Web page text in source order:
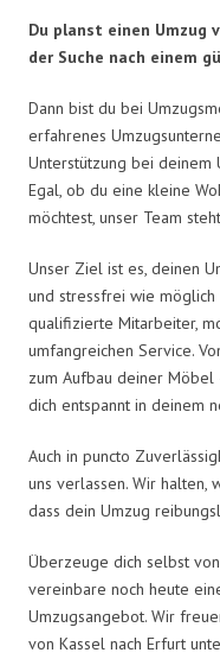
Du planst einen Umzug
der Suche nach einem
Dann bist du bei
erfahrenes
Unterstützung bei deinem
Egal, ob du eine kleine
möchtest, unser Team
Unser Ziel ist es, deinen
und stressfrei wie
qualifizierte Mitarbeiter,
umfangreichen Service.
zum Aufbau deiner Möbel
dich entspannt in deinem
Auch in puncto
uns verlassen. Wir halten,
dass dein Umzug
Überzeuge dich selbst
vereinbare noch heute
Umzugsangebot. Wir
von Kassel nach Erfurt